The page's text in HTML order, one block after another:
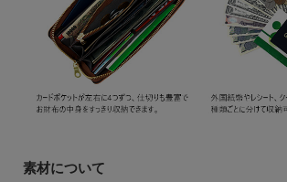
素材について